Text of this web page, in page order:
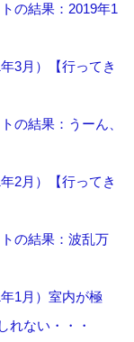
の結果：2019年1
3月）【行ってき
の結果：うーん、
2月）【行ってき
の結果：波乱万
1月）室内が極
れない・・・